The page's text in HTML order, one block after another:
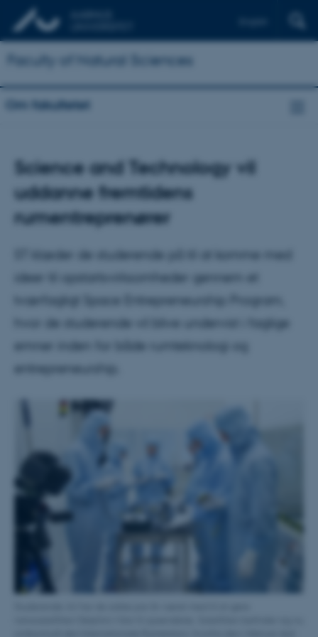
Faculty of Natural Sciences
Om fakultetet
Science and Technology vil
uddanne fremtidens
rumentreprenører
ST klæder de studerende på til at komme med
ideer til opstartsvirksomheder gennem et
tværfagligt Space Entrepreneurship Program,
hvor de studerende vil blive undervist i faglige
emner inden for både rumteknologi og
entrepreneurship.